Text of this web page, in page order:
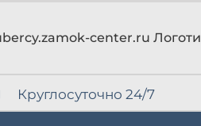
Круглосуточно 24/7